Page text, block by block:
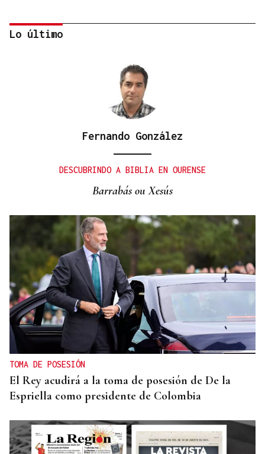
Bienestar al aire libre con la sesión de pilates en la
Lo último
Fernando González
DESCUBRINDO A BIBLIA EN OURENSE
Barrabás ou Xesús
TOMA DE POSESIÓN
El Rey acudirá a la toma de posesión de De la
Espriella como presidente de Colombia